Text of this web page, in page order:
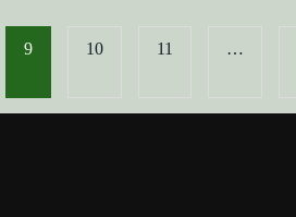
9 10 11 …